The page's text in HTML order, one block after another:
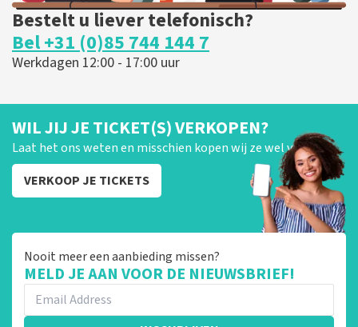
Bestelt u liever telefonisch?
Bel +31 (0)85 744 144 7
Werkdagen 12:00 - 17:00 uur
WIL JIJ JE TICKET(S) VERKOPEN?
Laat het ons weten en misschien kopen wij ze wel van je!
VERKOOP JE TICKETS
Nooit meer een aanbieding missen?
MELD JE AAN VOOR DE NIEUWSBRIEF!